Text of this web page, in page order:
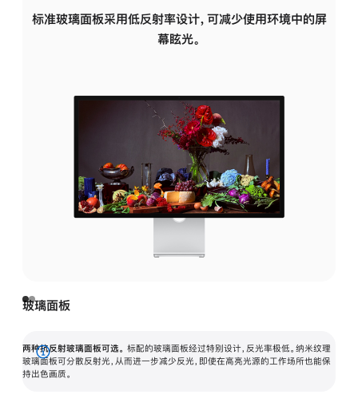
标准玻璃面板采用低反射率设计，可减少使用环境中的屏
幕眩光。
玻璃面板
两种抗反射玻璃面板可选。 标配的玻璃面板经过特别设计，反光率极低。纳米纹理
玻璃面板可分散反射光，从而进一步减少反光，即使在高亮光源的工作场所也能保
持出色画质。
展
开